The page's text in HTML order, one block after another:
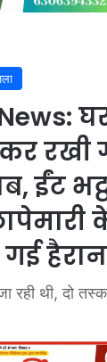
रखी
ईंट
हैरान
रही थी, दो